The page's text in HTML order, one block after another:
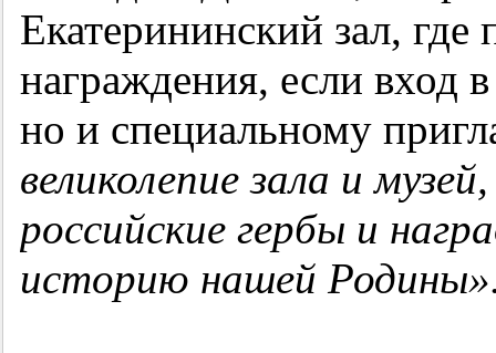
Екатерининский зал,
награждения, если вход
но и специальному
великолепие зала и
российские гербы и
историю нашей